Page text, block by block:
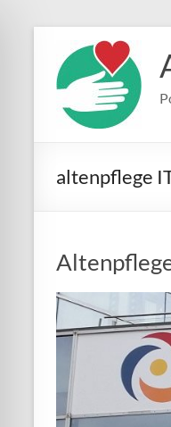
Inhalt
springen
altenpflege